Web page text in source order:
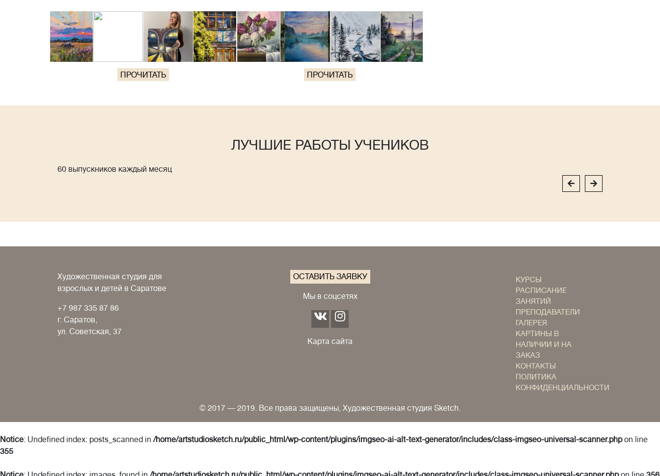
ПРОЧИТАТЬ ПРОЧИТАТЬ
ЛУЧШИЕ РАБОТЫ УЧЕНИКОВ
60 выпускников каждый месяц
Художественная студия для
взрослых и детей в Саратове
+7 987 335 87 86
г. Саратов,
ул. Советская, 37
ОСТАВИТЬ ЗАЯВКУ
Мы в соцсетях
Карта сайта
КУРСЫ
РАСПИСАНИЕ
ЗАНЯТИЙ
ПРЕПОДАВАТЕЛИ
ГАЛЕРЕЯ
КАРТИНЫ В
НАЛИЧИИ И НА
ЗАКАЗ
КОНТАКТЫ
ПОЛИТИКА
КОНФИДЕНЦИАЛЬНОСТИ
© 2017 — 2019. Все права защищены, Художественная студия Sketch.
Notice: Undefined index: posts_scanned in /home/artstudiosketch.ru/public_html/wp-content/plugins/imgseo-ai-alt-text-generator/includes/class-imgseo-universal-scanner.phpon line
355